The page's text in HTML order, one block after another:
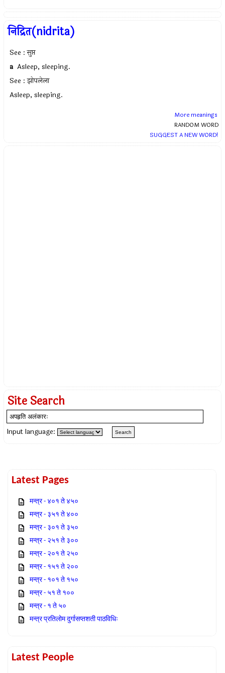
निद्रित(nidrita)
See : सुप्त
a Asleep, sleeping.
See : झोपलेला
Asleep, sleeping.
More meanings
RANDOM WORD
SUGGEST A NEW WORD!
Site Search
Input language:
Latest Pages
मन्त्र - ४०१ ते ४५०
मन्त्र - ३५१ ते ४००
मन्त्र - ३०१ ते ३५०
मन्त्र - २५१ ते ३००
मन्त्र - २०१ ते २५०
मन्त्र - १५१ ते २००
मन्त्र - १०१ ते १५०
मन्त्र - ५१ ते १००
मन्त्र - १ ते ५०
मन्त्र प्रतिलोम दुर्गासप्तशती पाठविधिः
Latest People